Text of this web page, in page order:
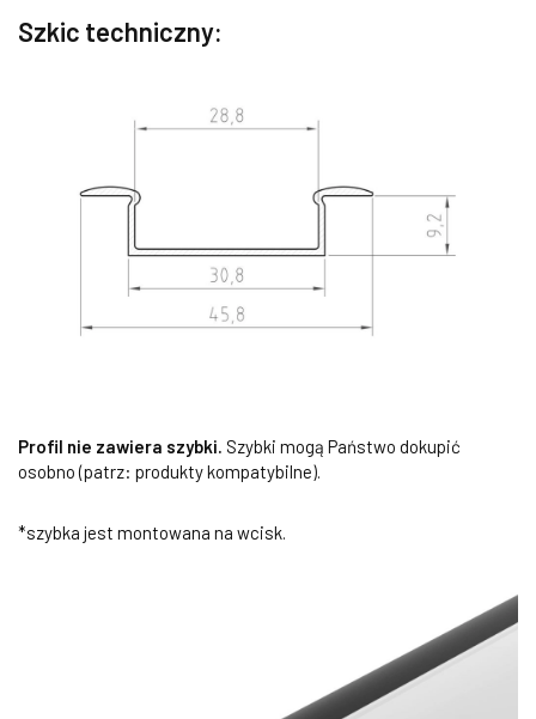
Szkic techniczny:
Profil nie zawiera szybki. Szybki mogą Państwo dokupić
osobno (patrz: produkty kompatybilne).
*szybka jest montowana na wcisk.